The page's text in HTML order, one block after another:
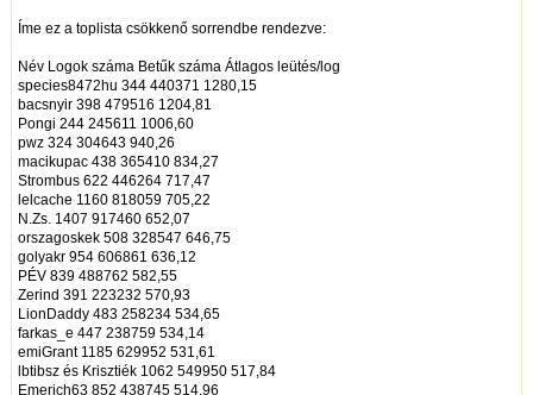
Íme ez a toplista csökkenő sorrendbe rendezve:
Név Logok száma Betűk száma Átlagos leütés/log
species8472hu 344 440371 1280,15
bacsnyir 398 479516 1204,81
Pongi 244 245611 1006,60
pwz 324 304643 940,26
macikupac 438 365410 834,27
Strombus 622 446264 717,47
lelcache 1160 818059 705,22
N.Zs. 1407 917460 652,07
orszagoskek 508 328547 646,75
golyakr 954 606861 636,12
PÉV 839 488762 582,55
Zerind 391 223232 570,93
LionDaddy 483 258234 534,65
farkas_e 447 238759 534,14
emiGrant 1185 629952 531,61
lbtibsz és Krisztiék 1062 549950 517,84
Emerich63 852 438745 514,96